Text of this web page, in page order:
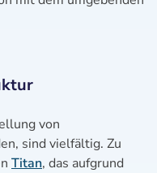
von
sind vielfältig. Zu
Titan, das aufgrund